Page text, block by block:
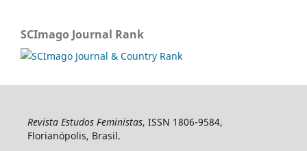
SCImago Journal Rank
Revista Estudos Feministas, ISSN 1806-9584,
Florianópolis, Brasil.